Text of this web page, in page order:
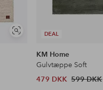
Se
DEAL
KM Home
Gulvtæppe Soft
479 DKK 599 DKK